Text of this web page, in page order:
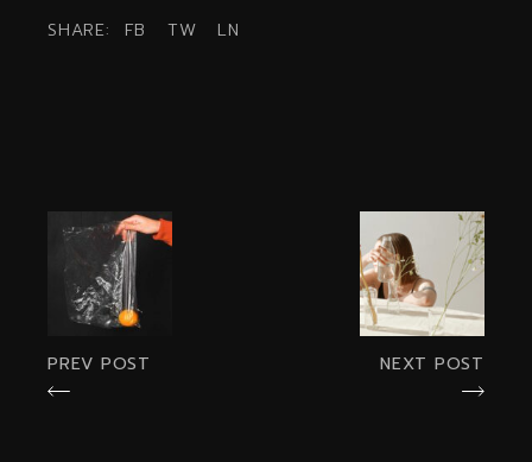
SHARE: FB TW LN
PREV POST NEXT POST